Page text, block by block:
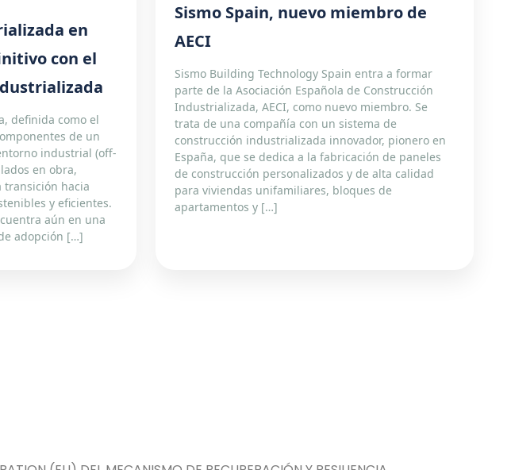
en
con el
definida como el
de un
industrial (off-
en obra,
transición hacia
y eficientes.
aún en una
adopción […]
Sismo Spain, nuevo miembro de
AECI
Sismo Building Technology Spain entra a formar
parte de la Asociación Española de Construcción
Industrializada, AECI, como nuevo miembro. Se
trata de una compañía con un sistema de
construcción industrializada innovador, pionero en
España, que se dedica a la fabricación de paneles
de construcción personalizados y de alta calidad
para viviendas unifamiliares, bloques de
apartamentos y […]